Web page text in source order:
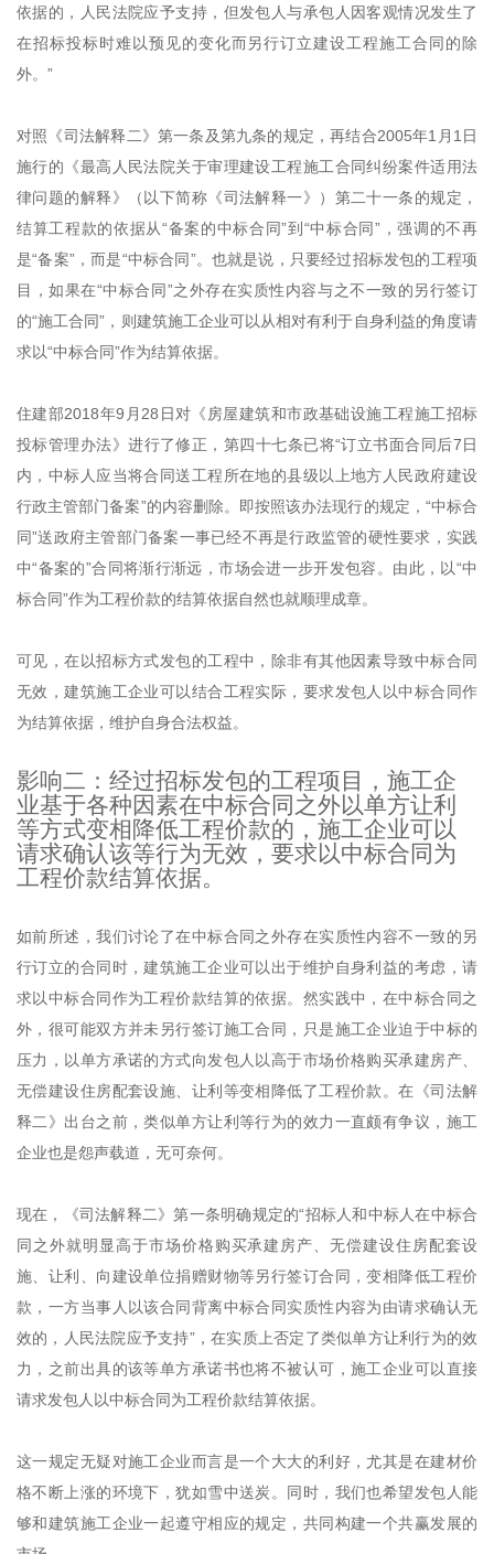
依据的，人民法院应予支持，但发包人与承包人因客观情况发生了
在招标投标时难以预见的变化而另行订立建设工程施工合同的除
外。”
对照《司法解释二》第一条及第九条的规定，再结合2005年1月1日
施行的《最高人民法院关于审理建设工程施工合同纠纷案件适用法
律问题的解释》（以下简称《司法解释一》）第二十一条的规定，
结算工程款的依据从“备案的中标合同”到“中标合同”，强调的不再
是“备案”，而是“中标合同”。也就是说，只要经过招标发包的工程项
目，如果在“中标合同”之外存在实质性内容与之不一致的另行签订
的“施工合同”，则建筑施工企业可以从相对有利于自身利益的角度请
求以“中标合同”作为结算依据。
住建部2018年9月28日对《房屋建筑和市政基础设施工程施工招标
投标管理办法》进行了修正，第四十七条已将“订立书面合同后7日
内，中标人应当将合同送工程所在地的县级以上地方人民政府建设
行政主管部门备案”的内容删除。即按照该办法现行的规定，“中标合
同”送政府主管部门备案一事已经不再是行政监管的硬性要求，实践
中“备案的”合同将渐行渐远，市场会进一步开发包容。由此，以“中
标合同”作为工程价款的结算依据自然也就顺理成章。
可见，在以招标方式发包的工程中，除非有其他因素导致中标合同
无效，建筑施工企业可以结合工程实际，要求发包人以中标合同作
为结算依据，维护自身合法权益。
影响二：经过招标发包的工程项目，施工企
业基于各种因素在中标合同之外以单方让利
等方式变相降低工程价款的，施工企业可以
请求确认该等行为无效，要求以中标合同为
工程价款结算依据。
如前所述，我们讨论了在中标合同之外存在实质性内容不一致的另
行订立的合同时，建筑施工企业可以出于维护自身利益的考虑，请
求以中标合同作为工程价款结算的依据。然实践中，在中标合同之
外，很可能双方并未另行签订施工合同，只是施工企业迫于中标的
压力，以单方承诺的方式向发包人以高于市场价格购买承建房产、
无偿建设住房配套设施、让利等变相降低了工程价款。在《司法解
释二》出台之前，类似单方让利等行为的效力一直颇有争议，施工
企业也是怨声载道，无可奈何。
现在，《司法解释二》第一条明确规定的“招标人和中标人在中标合
同之外就明显高于市场价格购买承建房产、无偿建设住房配套设
施、让利、向建设单位捐赠财物等另行签订合同，变相降低工程价
款，一方当事人以该合同背离中标合同实质性内容为由请求确认无
效的，人民法院应予支持”，在实质上否定了类似单方让利行为的效
力，之前出具的该等单方承诺书也将不被认可，施工企业可以直接
请求发包人以中标合同为工程价款结算依据。
这一规定无疑对施工企业而言是一个大大的利好，尤其是在建材价
格不断上涨的环境下，犹如雪中送炭。同时，我们也希望发包人能
够和建筑施工企业一起遵守相应的规定，共同构建一个共赢发展的